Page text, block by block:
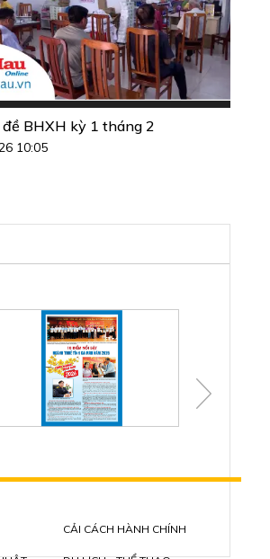
BHXH kỳ 1 tháng 2
10:05
CẢI CÁCH HÀNH CHÍNH